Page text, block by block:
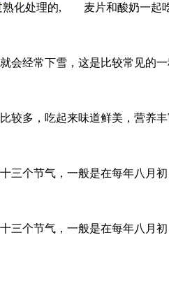
过熟化处理的, 麦片和酸奶
会经常下雪，这是比较常见的
较多，吃起来味道鲜美，营养
三个节气，一般是在每年八月
三个节气，一般是在每年八月